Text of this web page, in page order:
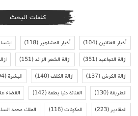
كلمات البحث
أخبار الفنانين(104) أخبار المشاهير(118)
ازالة التجاعيد(351) ازالة الشعر الزائد(151)
ازالة الكرش(137) ازالة الكلف(140) البشرة(194)
الطريقة(130) الفنانة دنيا بطمة(142) القضاء
المقادير(223) المكونات(116) الملك محمد